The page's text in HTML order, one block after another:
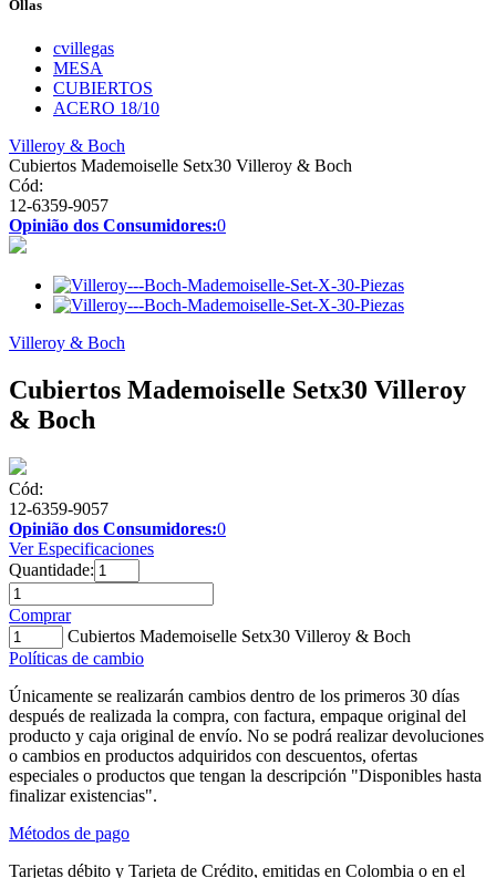
Ollas
cvillegas
MESA
CUBIERTOS
ACERO 18/10
Villeroy & Boch
Cubiertos Mademoiselle Setx30 Villeroy & Boch
Cód:
12-6359-9057
Opinião dos Consumidores:0
Villeroy & Boch
Cubiertos Mademoiselle Setx30 Villeroy
& Boch
Cód:
12-6359-9057
Opinião dos Consumidores:0
Ver Especificaciones
Quantidade:
Comprar
Cubiertos Mademoiselle Setx30 Villeroy & Boch
Políticas de cambio
Únicamente se realizarán cambios dentro de los primeros 30 días
después de realizada la compra, con factura, empaque original del
producto y caja original de envío. No se podrá realizar devoluciones
o cambios en productos adquiridos con descuentos, ofertas
especiales o productos que tengan la descripción "Disponibles hasta
finalizar existencias".
Métodos de pago
Tarjetas débito y Tarjeta de Crédito, emitidas en Colombia o en el